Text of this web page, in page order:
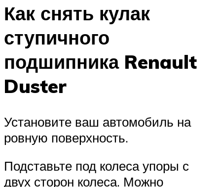
Как снять кулак
ступичного
подшипника Renault
Duster
Установите ваш автомобиль на
ровную поверхность.
Подставьте под колеса упоры с
двух сторон колеса. Можно